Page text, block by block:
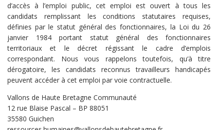
d’accès à l’emploi public, cet emploi est ouvert à tous les
candidats remplissant les conditions statutaires requises,
définies par le statut général des fonctionnaires, la Loi du 26
janvier 1984 portant statut général des fonctionnaires
territoriaux et le décret régissant le cadre d’emplois
correspondant. Nous vous rappelons toutefois, qu’à titre
dérogatoire, les candidats reconnus travailleurs handicapés
peuvent accéder à cet emploi par voie contractuelle.
Vallons de Haute Bretagne Communauté
12 rue Blaise Pascal – BP 88051
35580 Guichen